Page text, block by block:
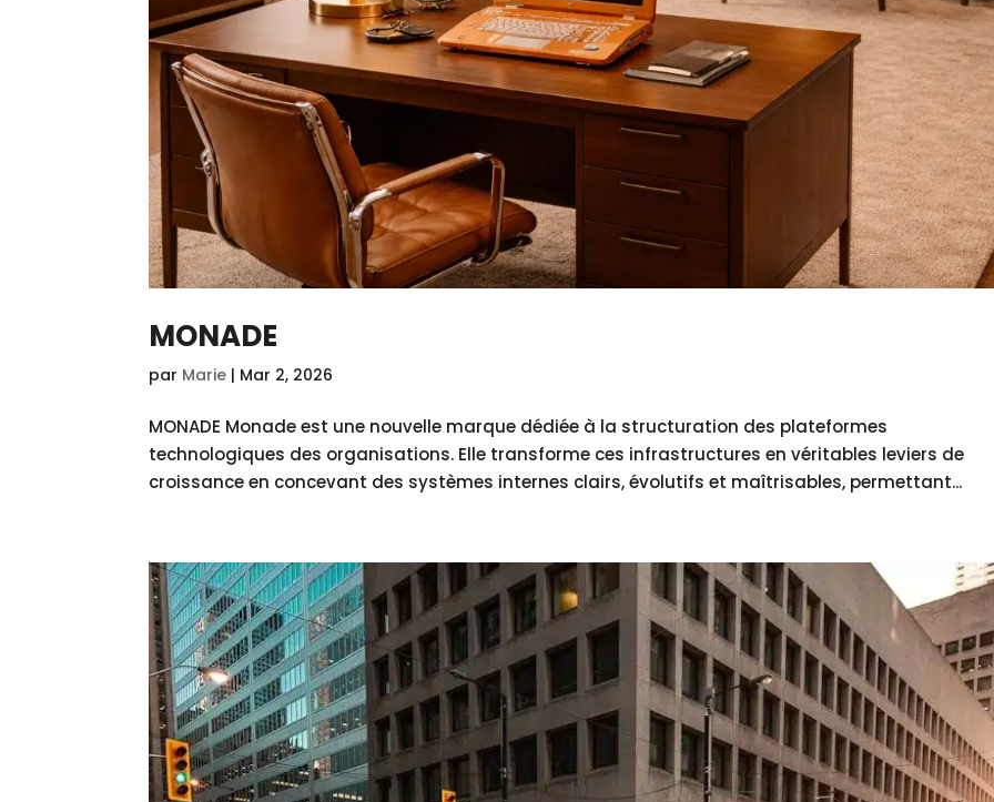
MONADE
par Marie | Mar 2, 2026
MONADE Monade est une nouvelle marque dédiée à la structuration des plateformes
technologiques des organisations. Elle transforme ces infrastructures en véritables leviers de
croissance en concevant des systèmes internes clairs, évolutifs et maîtrisables, permettant...